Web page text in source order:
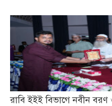
রাবি ইইই বিভাগে নবীন বরণ